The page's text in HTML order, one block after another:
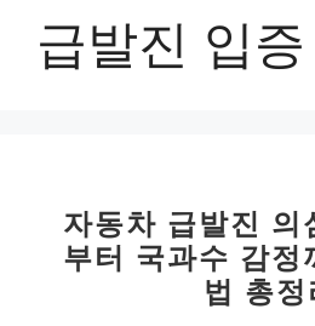
급발진 입증
자동차 급발진 의
부터 국과수 감정
법 총정